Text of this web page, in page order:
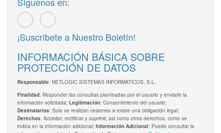
¡Suscríbete a Nuestro Boletín!
INFORMACIÓN BÁSICA SOBRE
PROTECCIÓN DE DATOS
Responsable: NETLOGIC SISTEMAS INFORMATICOS, S.L.
Finalidad: Responder las consultas planteadas por el usuario y enviarle la
información solicitada; Legitimación: Consentimiento del usuario;
Destinatarios: Solo se realizan cesiones si existe una obligación legal;
Derechos: Acceder, rectificar y suprimir, así como otros derechos, como se
indica en la información adicional; Información Adicional: Puede consultar la